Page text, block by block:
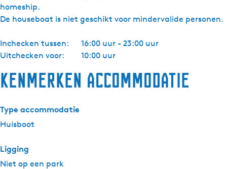
homeship.
De houseboat is niet geschikt voor mindervalide personen.
Inchecken tussen:
16:00 uur - 23:00 uur
Uitchecken voor:
10:00 uur
Kenmerken accommodatie
Type accommodatie
Huisboot
Ligging
Niet op een park